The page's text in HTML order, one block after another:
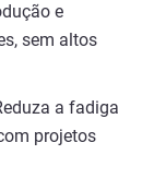
e
sem altos
a fadiga
projetos